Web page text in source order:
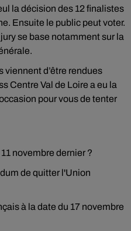
la décision des 12 finalistes
Ensuite le public peut voter.
se base notamment sur la
viennent d’être rendues
Centre Val de Loire a eu la
pour vous de tenter
novembre dernier ?
de quitter l'Union
à la date du 17 novembre